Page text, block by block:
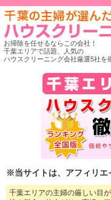
お掃除を任せるならこの会社！
千葉エリアで話題、人気の
ハウスクリーニング会社厳選5社を
※当サイトは、アフィリエ
千葉エリアの主婦の厳しい目